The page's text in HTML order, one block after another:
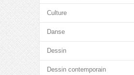
Culture
Danse
Dessin
Dessin contemporain